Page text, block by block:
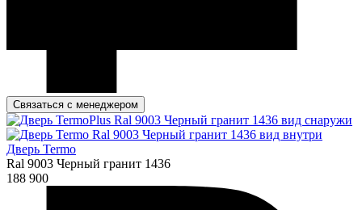
Связаться с менеджером
Дверь Termo
Ral 9003 Черный гранит 1436
188 900